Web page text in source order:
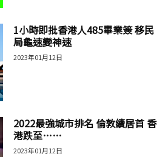
1小時即批香港人485畢業簽 移民
局龜速變神速
2023年01月12日
2022最強城市排名 倫敦續居首 香
港跌至……
2023年01月12日